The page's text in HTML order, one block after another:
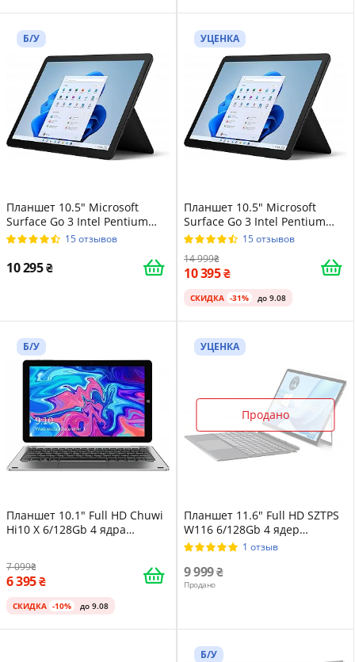
Б/У
Планшет 10.5" Microsoft
Surface Go 3 Intel Pentium
Gold 6500Y 8/128GB Windows
Black
15 отзывов
10 295
УЦЕНКА
Планшет 10.5" Microsoft
Surface Go 3 Intel Pentium
Gold 6500Y 8/128GB Windows
Black
15 отзывов
14 999
10 395
СКИДКА -31% до 9.08
Б/У
Планшет 10.1" Full HD Chuwi
Hi10 X 6/128Gb 4 ядра
7 099
6 395
СКИДКА -10% до 9.08
Продано
УЦЕНКА
Планшет 11.6" Full HD SZTPS
W116 6/128Gb 4 ядер
Windows 11 5000 mAh
1 отзыв
9 999
Продано
Б/У